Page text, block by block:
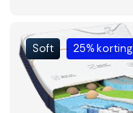
Soft 25% korting